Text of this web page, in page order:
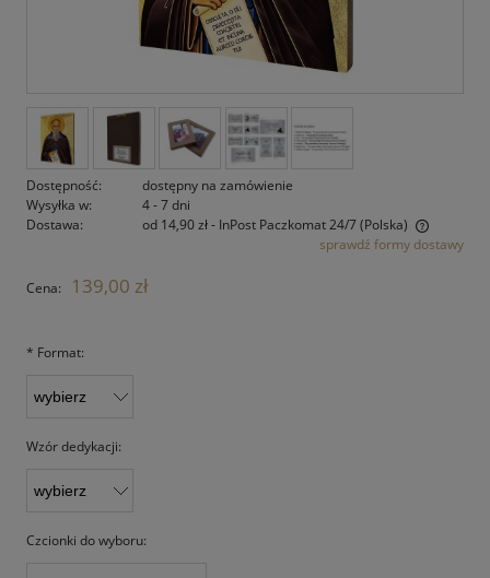
Dostępność:
dostępny na zamówienie
Wysyłka w:
4 - 7 dni
Dostawa:
od 14,90 zł- InPost Paczkomat 24/7(Polska)
Cena nie zawiera ewentualnych kosztów płatnościsprawdź formy dostawy
Cena: 139,00 zł
* Format:
Wzór dedykacji:
Czcionki do wyboru: